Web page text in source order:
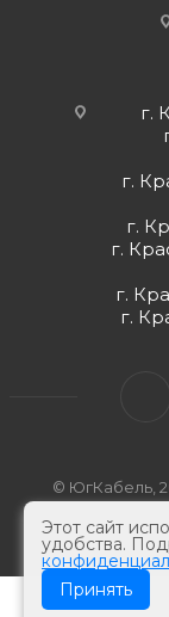
г.
г.
г.
г.
г.
г.
© ЮгКабель,
Этот сайт
удобства.
Принять